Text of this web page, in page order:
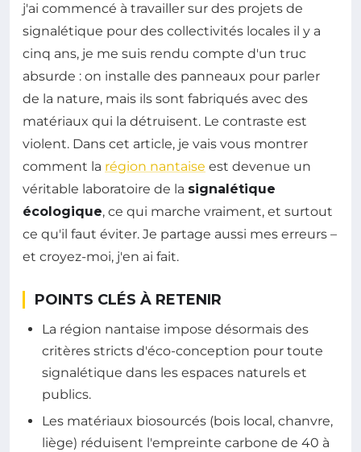
j'ai commencé à travailler sur des projets de
signalétique pour des collectivités locales il y a
cinq ans, je me suis rendu compte d'un truc
absurde : on installe des panneaux pour parler
de la nature, mais ils sont fabriqués avec des
matériaux qui la détruisent. Le contraste est
violent. Dans cet article, je vais vous montrer
comment la région nantaise est devenue un
véritable laboratoire de la signalétique
écologique, ce qui marche vraiment, et surtout
ce qu'il faut éviter. Je partage aussi mes erreurs –
et croyez-moi, j'en ai fait.
POINTS CLÉS À RETENIR
La région nantaise impose désormais des
critères stricts d'éco-conception pour toute
signalétique dans les espaces naturels et
publics.
Les matériaux biosourcés (bois local, chanvre,
liège) réduisent l'empreinte carbone de 40 à